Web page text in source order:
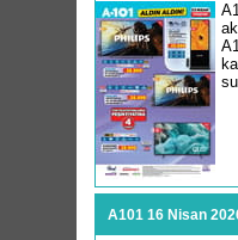
A101 16 Nisan